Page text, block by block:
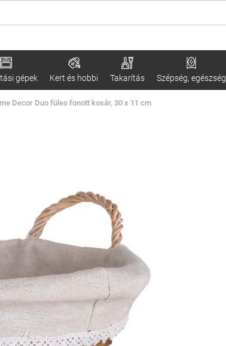
gépek Kert és hobbi Takarítás Szépség, egészség
Decor Duo füles fonott kosár, 30 x 11 cm